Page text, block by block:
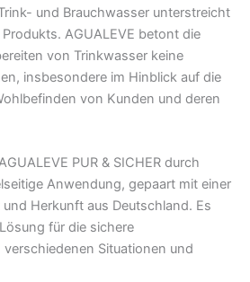
und Brauchwasser unterstreicht
AGUALEVE betont die
von Trinkwasser keine
insbesondere im Hinblick auf die
von Kunden und deren
PUR & SICHER durch
Anwendung, gepaart mit einer
Herkunft aus Deutschland. Es
für die sichere
Situationen und